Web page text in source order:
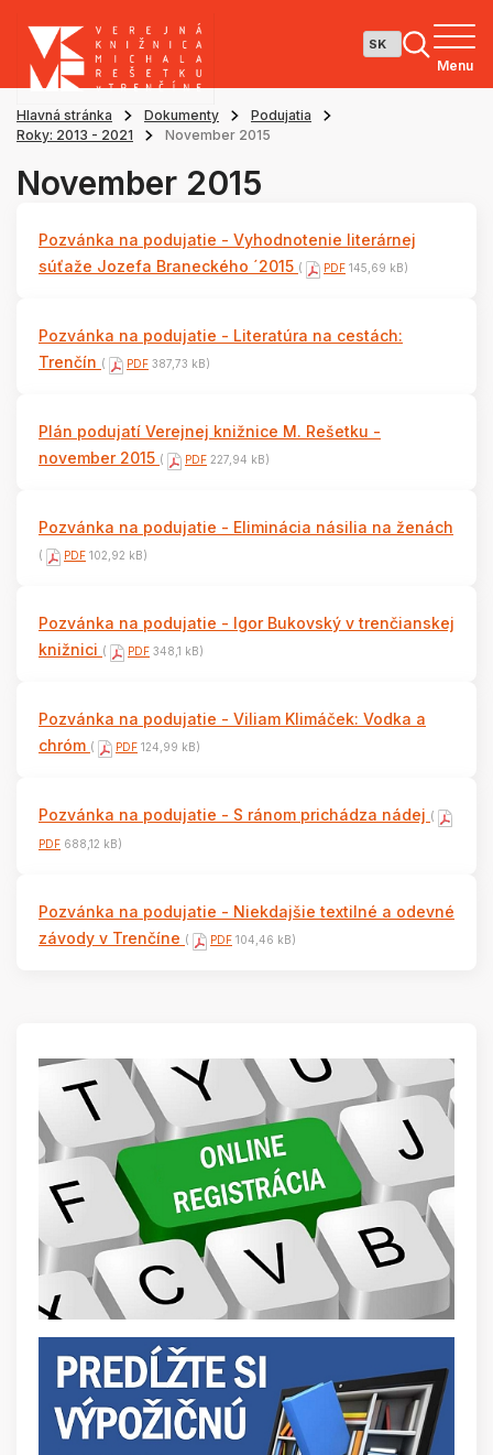
Menu
Hlavná stránka Dokumenty
Podujatia
Roky: 2013 - 2021
November 2015
November 2015
Pozvánka na podujatie - Vyhodnotenie literárnej
súťaže Jozefa Braneckého ´2015 ( PDF 145,69 kB)
Pozvánka na podujatie - Literatúra na cestách:
Trenčín ( PDF 387,73 kB)
Plán podujatí Verejnej knižnice M. Rešetku -
november 2015 ( PDF 227,94 kB)
Pozvánka na podujatie - Eliminácia násilia na ženách
( PDF 102,92 kB)
Pozvánka na podujatie - Igor Bukovský v trenčianskej
knižnici ( PDF 348,1 kB)
Pozvánka na podujatie - Viliam Klimáček: Vodka a
chróm ( PDF 124,99 kB)
Pozvánka na podujatie - S ránom prichádza nádej (
PDF 688,12 kB)
Pozvánka na podujatie - Niekdajšie textilné a odevné
závody v Trenčíne ( PDF 104,46 kB)